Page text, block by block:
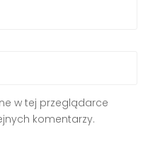
w tej przeglądarce
komentarzy.